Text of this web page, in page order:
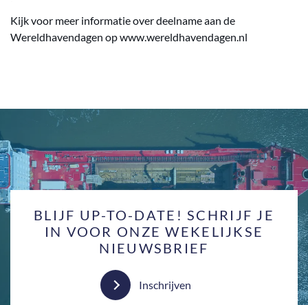
Kijk voor meer informatie over deelname aan de
Wereldhavendagen op www.wereldhavendagen.nl
BLIJF UP-TO-DATE! SCHRIJF JE
IN VOOR ONZE WEKELIJKSE
NIEUWSBRIEF
Inschrijven